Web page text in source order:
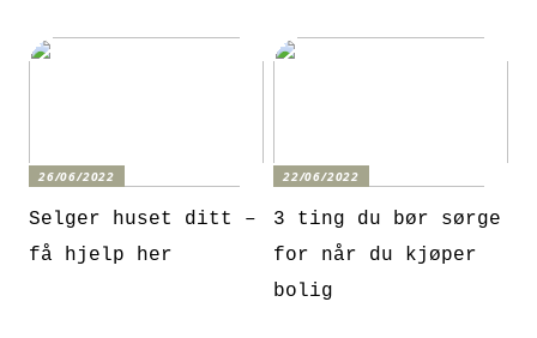
26/06/2022
Selger huset ditt –
få hjelp her
22/06/2022
3 ting du bør sørge
for når du kjøper
bolig